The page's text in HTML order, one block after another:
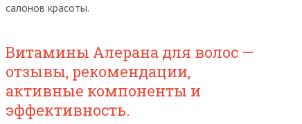
салонов красоты.
Витамины Алерана для волос —
отзывы, рекомендации,
активные компоненты и
эффективность.